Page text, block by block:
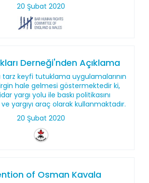
20 Şubat 2020
Derneği'nden Açıklama
tarz keyfi tutuklama uygulamalarının
hale gelmesi göstermektedir ki,
yargı yolu ile baskı politikasını
yargıyı araç olarak kullanmaktadır.
20 Şubat 2020
of Osman Kavala